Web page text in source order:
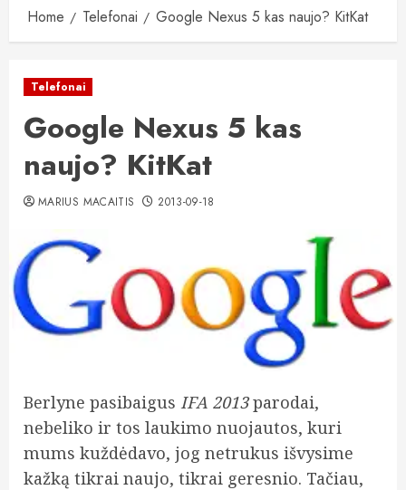
Home Telefonai Google Nexus 5 kas naujo? KitKat
Telefonai
Google Nexus 5 kas
naujo? KitKat
MARIUS MACAITIS 2013-09-18
Berlyne pasibaigus IFA 2013parodai,
nebeliko ir tos laukimo nuojautos, kuri
mums kuždėdavo, jog netrukus išvysime
kažką tikrai naujo, tikrai geresnio. Tačiau,